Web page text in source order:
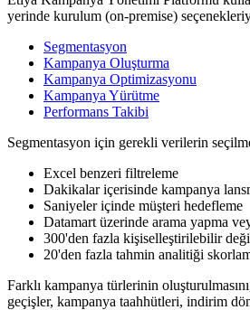
yerinde kurulum (on-premise)
Segmentasyon
Kampanya Oluşturma
Kampanya Optimizasyonu
Kampanya Yürütme
Performans Takibi
Segmentasyon için gerekli verilerin
Excel benzeri filtreleme
Dakikalar içerisinde kampanya
Saniyeler içinde müşteri hedefleme
Datamart üzerinde arama yapma
300'den fazla kişiselleştirilebilir
20'den fazla tahmin analitiği
Farklı kampanya türlerinin
geçişler, kampanya taahhütleri, indirim